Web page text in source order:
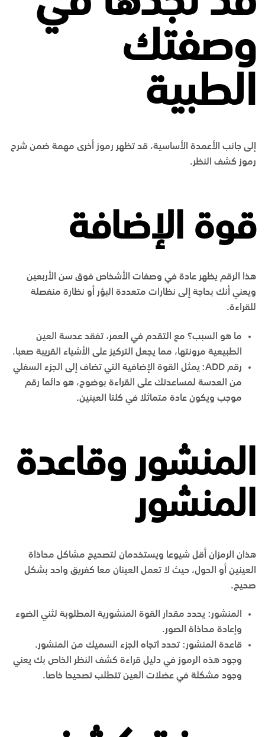
وصفتك
الطبية
إلى جانب الأعمدة الأساسية، قد تظهر رموز أخرى مهمة ضمن شرح
رموز كشف النظر.
قوة الإضافة
هذا الرقم يظهر عادة في وصفات الأشخاص فوق سن الأربعين
ويعني أنك بحاجة إلى نظارات متعددة البؤر أو نظارة منفصلة
للقراءة.
ما هو السبب؟ مع التقدم في العمر، تفقد عدسة العين
الطبيعية مرونتها، مما يجعل التركيز على الأشياء القريبة صعبا.
رقم ADD: يمثل القوة الإضافية التي تضاف إلى الجزء السفلي
من العدسة لمساعدتك على القراءة بوضوح، هو دائما رقم
موجب ويكون عادة متماثلا في كلتا العينين.
المنشور وقاعدة
المنشور
هذان الرمزان أقل شيوعا ويستخدمان لتصحيح مشاكل محاذاة
العينين أو الحول، حيث لا تعمل العينان معا كفريق واحد بشكل
صحيح.
المنشور: يحدد مقدار القوة المنشورية المطلوبة لثني الضوء
وإعادة محاذاة الصور.
قاعدة المنشور: تحدد اتجاه الجزء السميك من المنشور.
وجود هذه الرموز في دليل قراءة كشف النظر الخاص بك يعني
وجود مشكلة في عضلات العين تتطلب تصحيحا خاصا.